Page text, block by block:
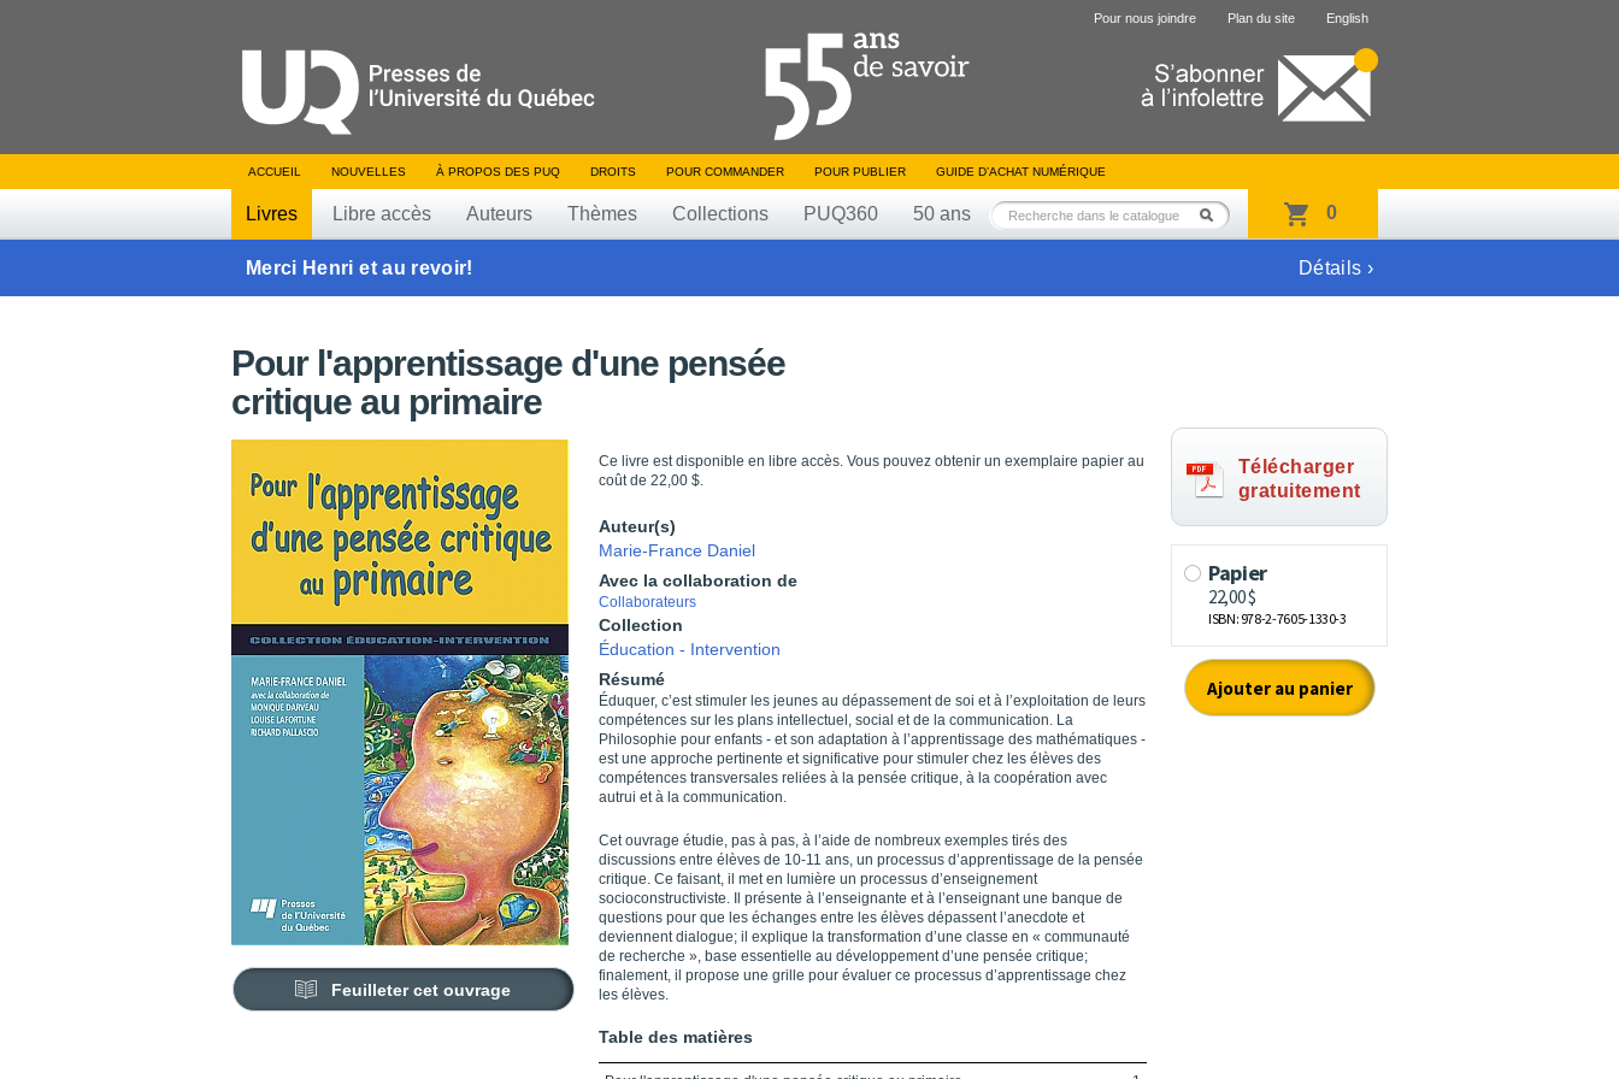
Pour nous joindre Plan du site English
ACCUEIL NOUVELLES À PROPOS DES PUQ DROITS POUR COMMANDER POUR PUBLIER GUIDE D’ACHAT NUMÉRIQUE
Livres Libre accès Auteurs Thèmes Collections PUQ360 50 ans 0
Merci Henri et au revoir! Détails ›
Pour l'apprentissage d'une pensée
critique au primaire
Feuilleter cet ouvrage
Ce livre est disponible en libre accès. Vous pouvez obtenir un exemplaire papier au
coût de 22,00 $.
Auteur(s)
Marie-France Daniel
Avec la collaboration de
Collaborateurs
Collection
Éducation - Intervention
Résumé
Éduquer, c’est stimuler les jeunes au dépassement de soi et à l’exploitation de leurs
compétences sur les plans intellectuel, social et de la communication. La
Philosophie pour enfants - et son adaptation à l’apprentissage des mathématiques -
est une approche pertinente et significative pour stimuler chez les élèves des
compétences transversales reliées à la pensée critique, à la coopération avec
autrui et à la communication.
Cet ouvrage étudie, pas à pas, à l’aide de nombreux exemples tirés des
discussions entre élèves de 10-11 ans, un processus d’apprentissage de la pensée
critique. Ce faisant, il met en lumière un processus d’enseignement
socioconstructiviste. Il présente à l’enseignante et à l’enseignant une banque de
questions pour que les échanges entre les élèves dépassent l’anecdote et
deviennent dialogue; il explique la transformation d’une classe en « communauté
de recherche », base essentielle au développement d’une pensée critique;
finalement, il propose une grille pour évaluer ce processus d’apprentissage chez
les élèves.
Table des matières
Télécharger
gratuitement